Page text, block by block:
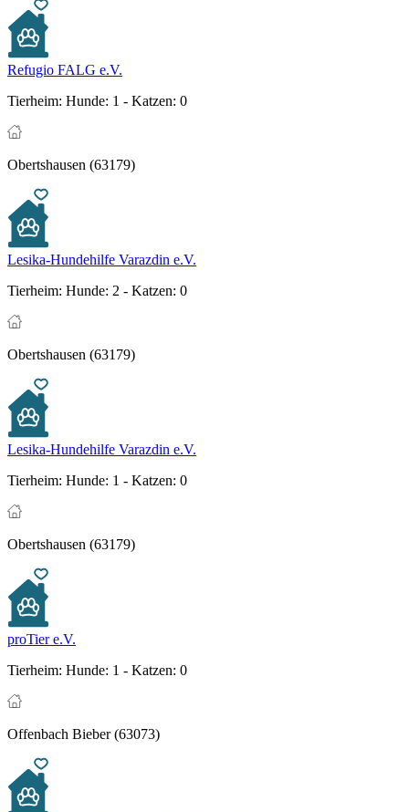
Refugio FALG e.V.
Tierheim: Hunde: 1 - Katzen: 0
Obertshausen (63179)
Lesika-Hundehilfe Varazdin e.V.
Tierheim: Hunde: 2 - Katzen: 0
Obertshausen (63179)
Lesika-Hundehilfe Varazdin e.V.
Tierheim: Hunde: 1 - Katzen: 0
Obertshausen (63179)
proTier e.V.
Tierheim: Hunde: 1 - Katzen: 0
Offenbach Bieber (63073)